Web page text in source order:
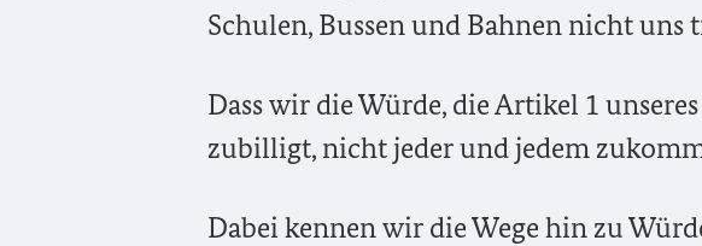
Schulen, Bussen und Bahnen nicht uns
Dass wir die Würde, die Artikel 1
zubilligt, nicht jeder und jedem
Dabei kennen wir die Wege hin zu